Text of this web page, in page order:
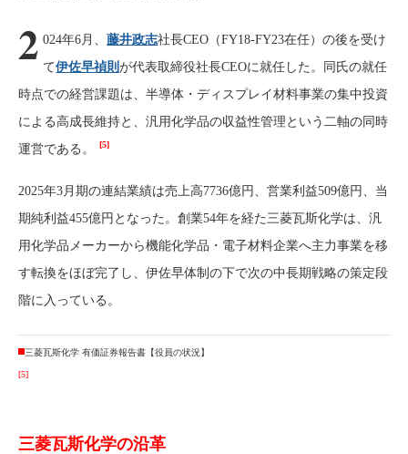
2 024年6月、藤井政志社長CEO（FY18-FY23在任）の後を受け
て伊佐早禎則が代表取締役社長CEOに就任した。同氏の就任
時点での経営課題は、半導体・ディスプレイ材料事業の集中投資
による高成長維持と、汎用化学品の収益性管理という二軸の同時
運営である。
[5]
2025年3月期の連結業績は売上高7736億円、営業利益509億円、当
期純利益455億円となった。創業54年を経た三菱瓦斯化学は、汎
用化学品メーカーから機能化学品・電子材料企業へ主力事業を移
す転換をほぼ完了し、伊佐早体制の下で次の中長期戦略の策定段
階に入っている。
三菱瓦斯化学 有価証券報告書【役員の状況】
[5]
三菱瓦斯化学の沿革